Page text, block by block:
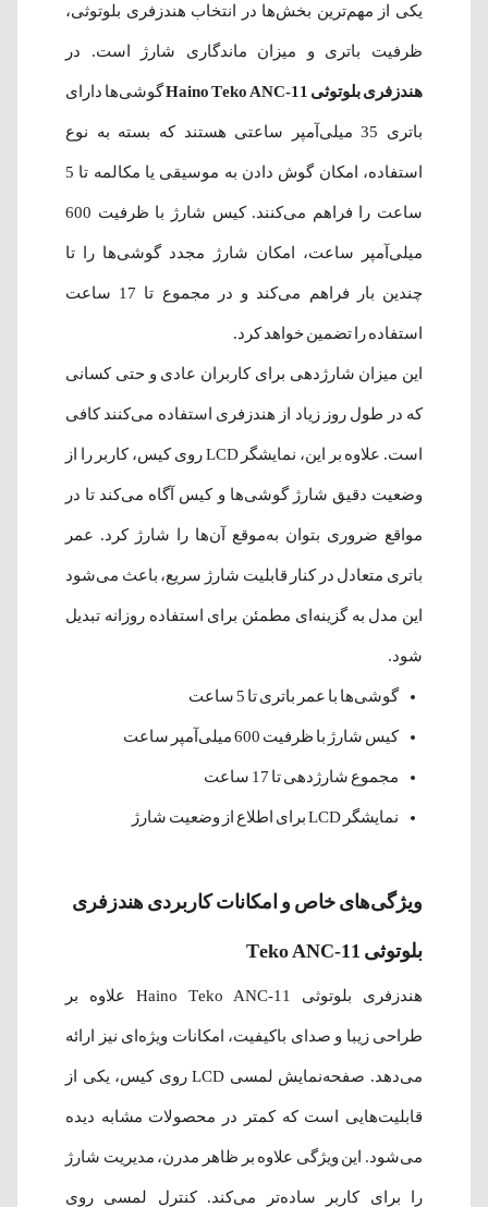
یکی از مهم‌ترین بخش‌ها در انتخاب هندزفری بلوتوثی،
ظرفیت باتری و میزان ماندگاری شارژ است. در
هندزفری بلوتوثی Haino Teko ANC-11 گوشی‌ها دارای
باتری 35 میلی‌آمپر ساعتی هستند که بسته به نوع
استفاده، امکان گوش دادن به موسیقی یا مکالمه تا 5
ساعت را فراهم می‌کنند. کیس شارژ با ظرفیت 600
میلی‌آمپر ساعت، امکان شارژ مجدد گوشی‌ها را تا
چندین بار فراهم می‌کند و در مجموع تا 17 ساعت
استفاده را تضمین خواهد کرد.
این میزان شارژدهی برای کاربران عادی و حتی کسانی
که در طول روز زیاد از هندزفری استفاده می‌کنند کافی
است. علاوه بر این، نمایشگر LCD روی کیس، کاربر را از
وضعیت دقیق شارژ گوشی‌ها و کیس آگاه می‌کند تا در
مواقع ضروری بتوان به‌موقع آن‌ها را شارژ کرد. عمر
باتری متعادل در کنار قابلیت شارژ سریع، باعث می‌شود
این مدل به گزینه‌ای مطمئن برای استفاده روزانه تبدیل
شود.
گوشی‌ها با عمر باتری تا 5 ساعت
کیس شارژ با ظرفیت 600 میلی‌آمپر ساعت
مجموع شارژدهی تا 17 ساعت
نمایشگر LCD برای اطلاع از وضعیت شارژ
ویژگی‌های خاص و امکانات کاربردی هندزفری
بلوتوثی Teko ANC-11
هندزفری بلوتوثی Haino Teko ANC-11 علاوه بر
طراحی زیبا و صدای باکیفیت، امکانات ویژه‌ای نیز ارائه
می‌دهد. صفحه‌نمایش لمسی LCD روی کیس، یکی از
قابلیت‌هایی است که کمتر در محصولات مشابه دیده
می‌شود. این ویژگی علاوه بر ظاهر مدرن، مدیریت شارژ
را برای کاربر ساده‌تر می‌کند. کنترل لمسی روی